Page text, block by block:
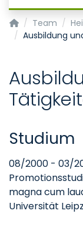
Department of
Team
Ausbildung
Studium
08/2000 - 03/
magna cum
Universität